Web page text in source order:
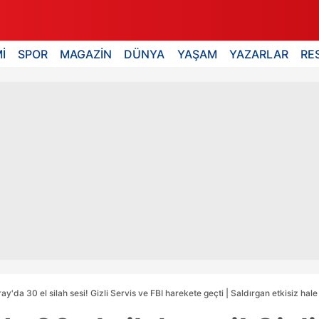
SPOR MAGAZİN DÜNYA YAŞAM YAZARLAR
30 el silah sesi! Gizli Servis ve FBI harekete geçti | Saldırgan etkisiz